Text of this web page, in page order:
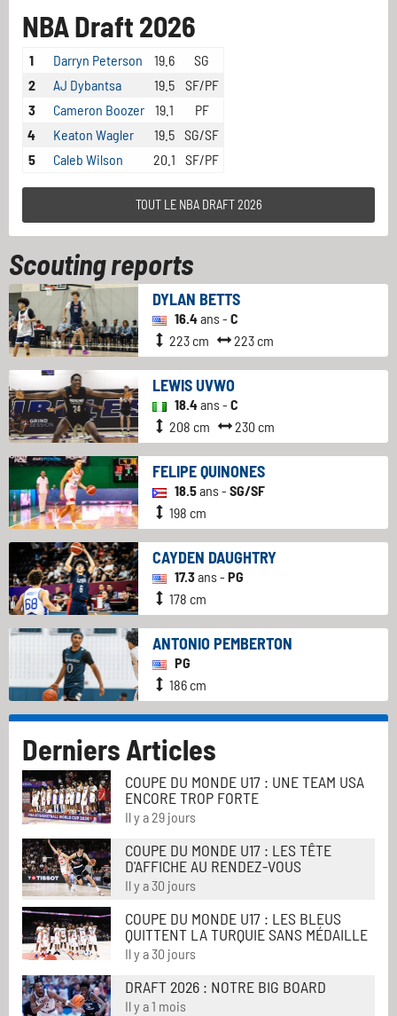
NBA Draft 2026
1 Darryn Peterson 19.6
SG
2
AJ Dybantsa 19.5
SF/PF
3
Cameron Boozer 19.1
PF
4
Keaton Wagler 19.5 SG/SF
5
Caleb Wilson 20.1 SF/PF
TOUT LE NBA DRAFT 2026
Scouting reports
DYLAN BETTS
16.4ans - C
223 cm
223 cm
LEWIS UVWO
18.4ans - C
208 cm
230 cm
FELIPE QUINONES
18.5ans - SG/SF
198 cm
CAYDEN DAUGHTRY
17.3ans - PG
178 cm
ANTONIO PEMBERTON
PG
186 cm
Derniers Articles
COUPE DU MONDE U17 : UNE TEAM USA
ENCORE TROP FORTE
Il y a 29 jours
COUPE DU MONDE U17 : LES TÊTE
D'AFFICHE AU RENDEZ-VOUS
Il y a 30 jours
COUPE DU MONDE U17 : LES BLEUS
QUITTENT LA TURQUIE SANS MÉDAILLE
Il y a 30 jours
DRAFT 2026 : NOTRE BIG BOARD
Il y a 1 mois